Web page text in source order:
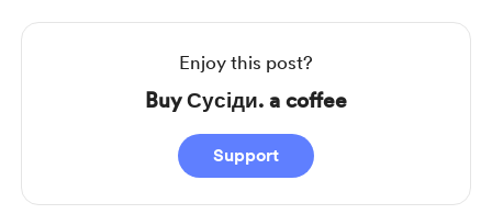
Enjoy this post?
Buy Сусіди. a coffee
Support